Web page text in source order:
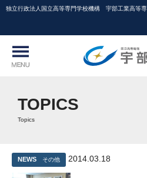
独立行政法人国立高等専門学校機構 宇部工業高等
TOPICS
Topics
NEWS その他 2014.03.18